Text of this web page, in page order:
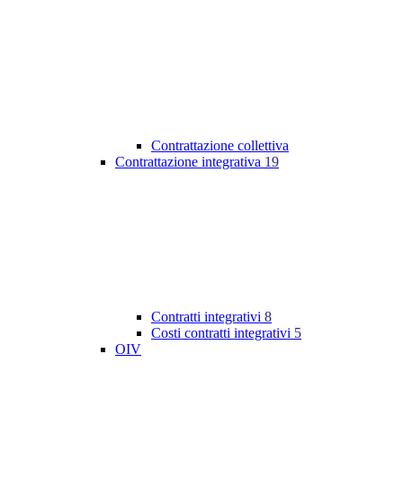
Contrattazione collettiva
Contrattazione integrativa 19
Contratti integrativi 8
Costi contratti integrativi 5
OIV